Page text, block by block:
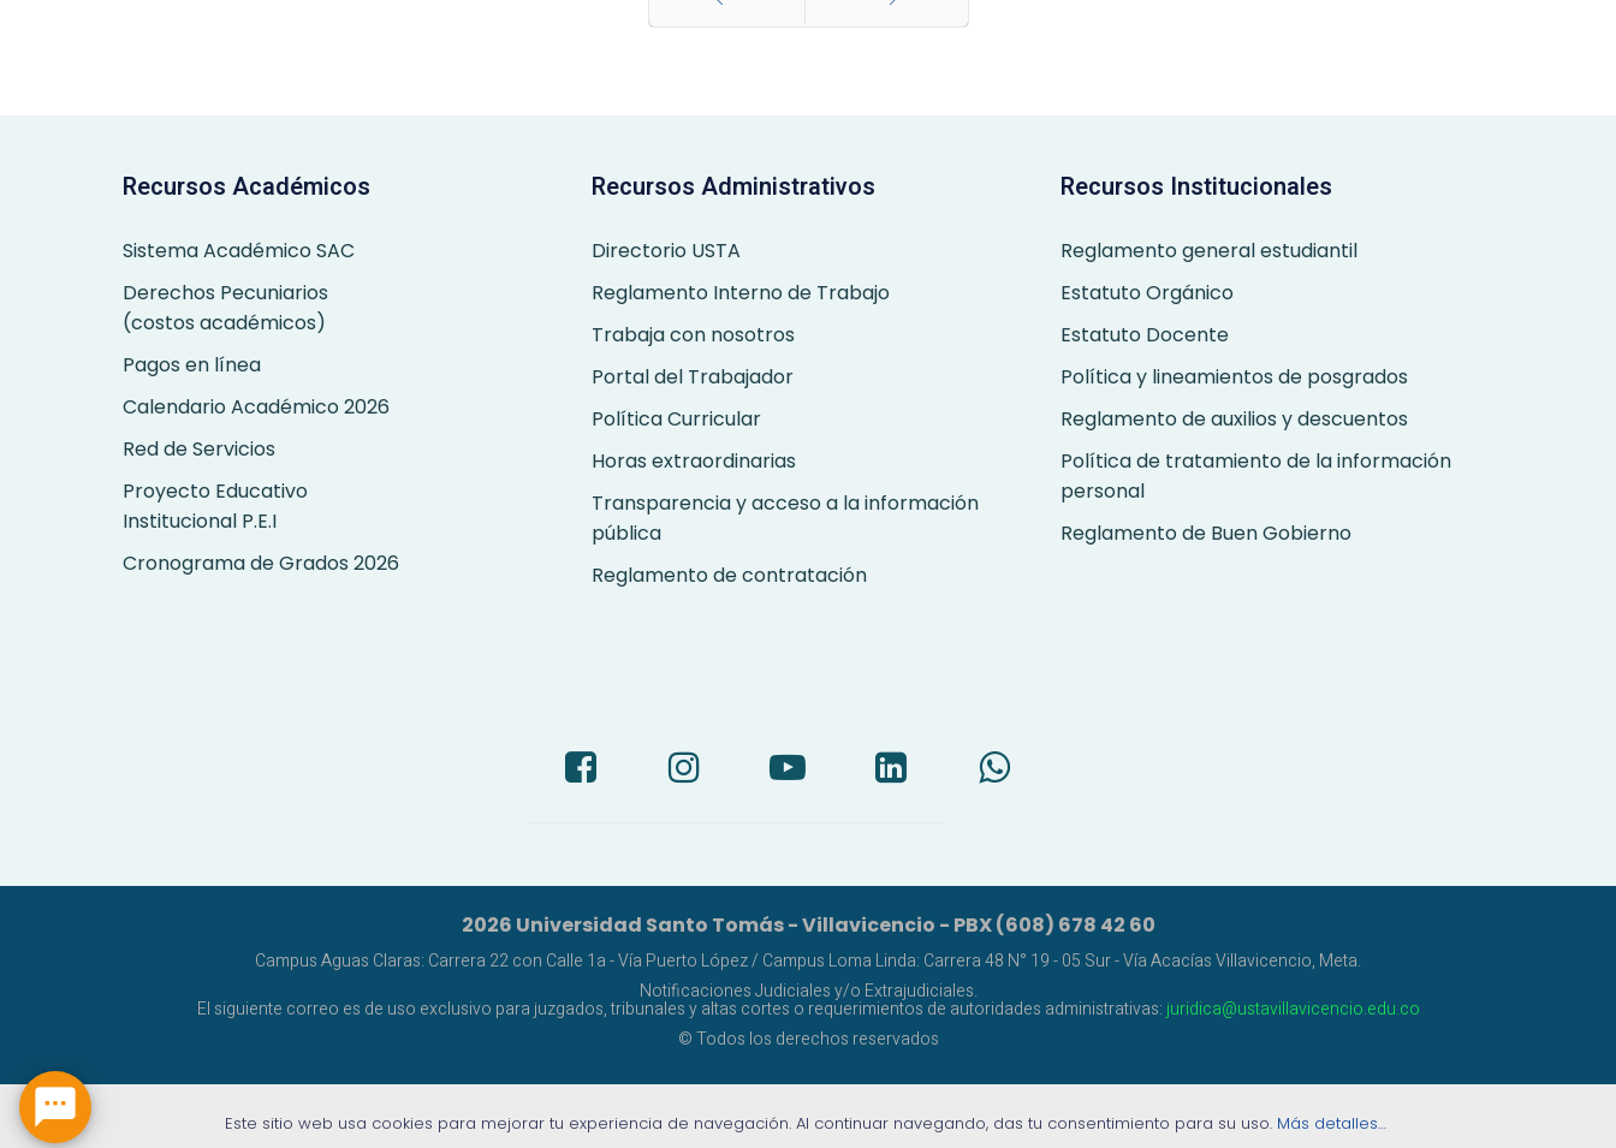
Recursos Académicos
Sistema Académico SAC
Derechos Pecuniarios
(costos académicos)
Pagos en línea
Calendario Académico 2026
Red de Servicios
Proyecto Educativo
Institucional P.E.I
Cronograma de Grados 2026
Recursos Administrativos
Directorio USTA
Reglamento Interno de Trabajo
Trabaja con nosotros
Portal del Trabajador
Política Curricular
Horas extraordinarias
Transparencia y acceso a la información
pública
Reglamento de contratación
Recursos Institucionales
Reglamento general estudiantil
Estatuto Orgánico
Estatuto Docente
Política y lineamientos de posgrados
Reglamento de auxilios y descuentos
Política de tratamiento de la información
personal
Reglamento de Buen Gobierno
2026 Universidad Santo Tomás - Villavicencio - PBX (608) 678 42 60
Campus Aguas Claras: Carrera 22 con Calle 1a - Vía Puerto López / Campus Loma Linda: Carrera 48 N° 19 - 05 Sur - Vía Acacías Villavicencio, Meta.
Notificaciones Judiciales y/o Extrajudiciales.
El siguiente correo es de uso exclusivo para juzgados, tribunales y altas cortes o requerimientos de autoridades administrativas: juridica@ustavillavicencio.edu.co
© Todos los derechos reservados
 Este sitio web usa cookies para mejorar tu experiencia de navegación. Al continuar navegando, das tu consentimiento para su uso. Más detalles…